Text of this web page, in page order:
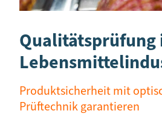
Qualitätsprüfung
Produktsicherheit mit
Prüftechnik garantieren